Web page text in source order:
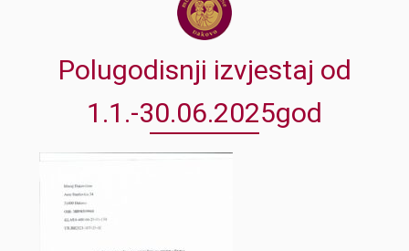
Polugodisnji izvjestaj od
1.1.-30.06.2025god